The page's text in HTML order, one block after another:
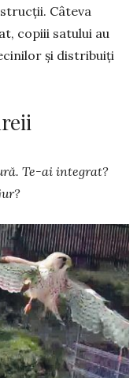
Câteva
copiii satului au
şi distribuiţi
Te-ai integrat?